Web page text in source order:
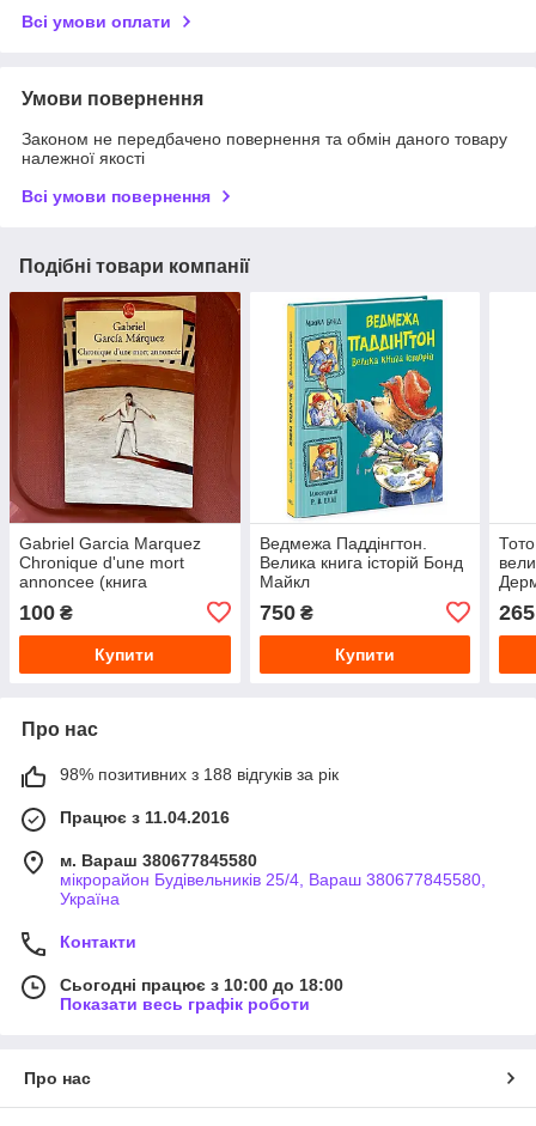
Всі умови оплати
Умови повернення
Законом не передбачено повернення та обмін даного товару
належної якості
Всі умови повернення
Подібні товари компанії
Gabriel Garcia Marquez
Chronique d'une mort
annoncee (книга
100 ₴
Купити
Ведмежа Паддінгтон.
Велика книга історій Бонд
Майкл
750₴
Купити
265
Про нас
98% позитивних з 188 відгуків за рік
Працює з 11.04.2016
м. Вараш 380677845580
мікрорайон Будівельників 25/4, Вараш 380677845580,
Україна
Контакти
Сьогодні працює з 10:00 до 18:00
Показати весь графік роботи
Про нас